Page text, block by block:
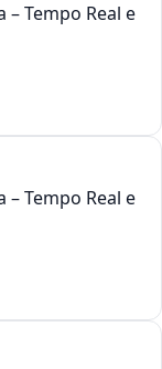
Tempo Real e
Tempo Real e